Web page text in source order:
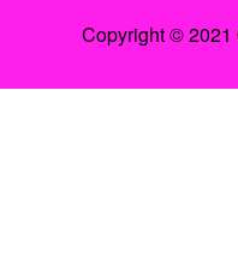
Copyright © 2021